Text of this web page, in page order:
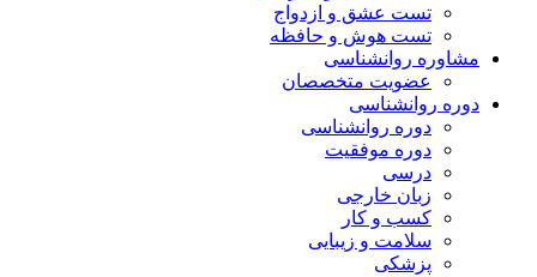
تست عشق و ازدواج
تست هوش و حافظه
مشاوره روانشناسی
عضویت متخصصان
دوره روانشناسی
دوره روانشناسی
دوره موفقیت
درسی
زبان خارجی
کسب و کار
سلامت و زیبایی
پزشکی